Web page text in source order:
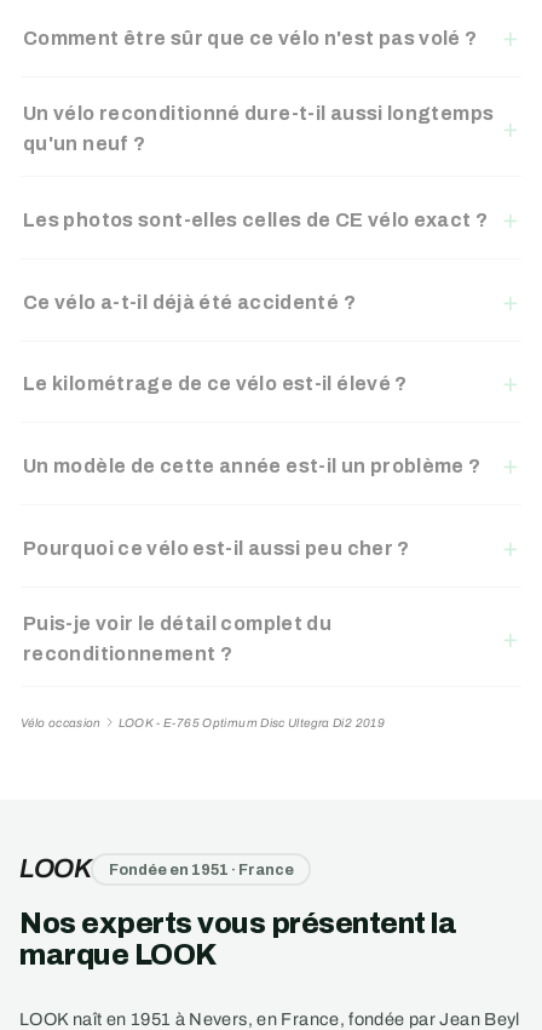
Comment être sûr que ce vélo n'est pas volé ?
Un vélo reconditionné dure-t-il aussi longtemps
qu'un neuf ?
Les photos sont-elles celles de CE vélo exact ?
Ce vélo a-t-il déjà été accidenté ?
Le kilométrage de ce vélo est-il élevé ?
Un modèle de cette année est-il un problème ?
Pourquoi ce vélo est-il aussi peu cher ?
Puis-je voir le détail complet du
reconditionnement ?
Vélo occasion LOOK - E-765 Optimum Disc Ultegra Di2 2019
LOOK Fondée en 1951 · France
Nos experts vous présentent la
marque LOOK
LOOK naît en 1951 à Nevers, en France, fondée par Jean Beyl